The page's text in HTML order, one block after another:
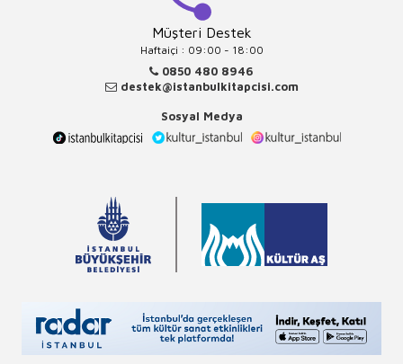
Müşteri Destek
Haftaiçi : 09:00 - 18:00
0850 480 8946
destek@istanbulkitapcisi.com
Sosyal Medya